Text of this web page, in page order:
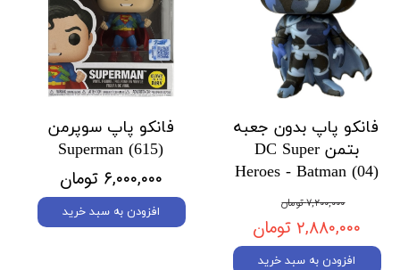
فانکو پاپ بدون جعبه
بتمن DC Super
Heroes - Batman (04)
۷,۲۰۰,۰۰۰ تومان
۲,۸۸۰,۰۰۰ تومان
افزودن به سبد خرید
فانکو پاپ سوپرمن
Superman (615)
۶,۰۰۰,۰۰۰ تومان
افزودن به سبد خرید